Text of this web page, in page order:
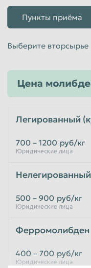
Пункты приёма
Выберите вторсырье
Цена
Легированный
Юридические лица
700 – 1200 руб/кг
Юридические лица
500 – 900 руб/кг
Ферромолибден
Юридические лица
400 – 700 руб/кг